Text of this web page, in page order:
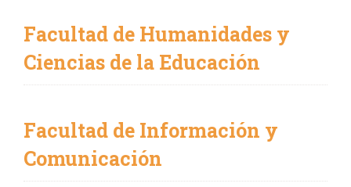
Facultad de Humanidades y
Ciencias de la Educación
Facultad de Información y
Comunicación